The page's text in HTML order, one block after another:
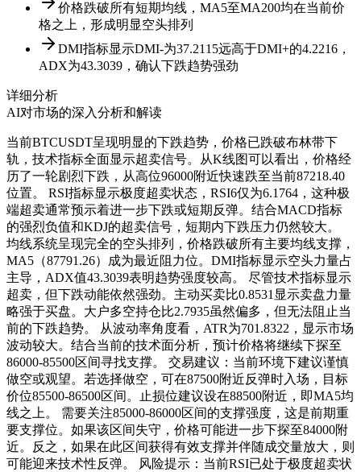
价格跌破所有短期均线，MA5至MA200均在当前价
格之上，形成明显空头排列
DMI指标显示DMI-为37.2115远高于DMI+的4.2216，
ADX为43.3039，确认下跌趋势强劲
详细分析
AI对市场的深入分析和解读
当前BTCUSDT呈现明显的下跌趋势，价格已跌破布林带下
轨，技术指标全面显示超卖信号。从K线图可以看出，价格经
历了一轮剧烈下跌，从高位96000附近快速跌至当前87218.40
位置。 RSI指标显示极度超卖状态，RSI6仅为6.1764，这种极
端超卖通常预示着进一步下跌或短期反弹。结合MACD指标
的强烈负值和KDJ的超卖信号，短期内下跌压力仍然较大。
均线系统呈现完全的空头排列，价格跌破所有主要均线支撑，
MA5（87791.26）成为最近阻力位。DMI指标显示空头力量占
主导，ADX值43.3039表明趋势强度较高。 尽管技术指标显示
超卖，但下跌动能依然强劲。主动买卖比0.8531显示卖盘力量
略强于买盘。大户多空持仓比2.7935虽然偏多，但无法阻止当
前的下跌趋势。 从波动率角度看，ATR为701.8322，显示市场
波动较大。结合当前的技术面分析，预计价格将继续下探至
86000-85500区间寻找支撑。 交易建议：当前环境下建议谨慎
做空或观望。若选择做空，可在87500附近反弹时入场，目标
价位85500-86500区间。止损位建议设在88500附近，即MA5均
线之上。 需要关注85000-86000区间的支撑强度，这是前期重
要支撑位。如果该区间失守，价格可能进一步下探至84000附
近。反之，如果在此区间获得有效支撑并伴随成交量放大，则
可能迎来技术性反弹。 风险提示：当前RSI已处于极度超卖状